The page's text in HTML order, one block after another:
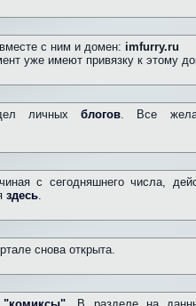
с ним и домен: imfurry.ru
уже имеют привязку к этому
личныхблогов. Все
с сегодняшнего числа,
здесь.
снова открыта.